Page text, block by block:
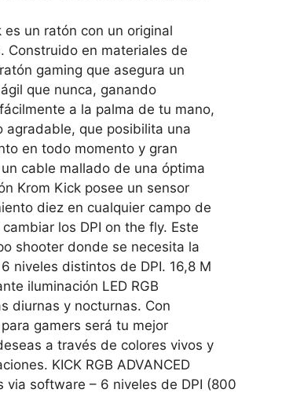
un ratón con un original
Construido en materiales de
gaming que asegura un
que nunca, ganando
a la palma de tu mano,
agradable, que posibilita una
en todo momento y gran
cable mallado de una óptima
Krom Kick posee un sensor
diez en cualquier campo de
los DPI on the fly. Este
shooter donde se necesita la
niveles distintos de DPI. 16,8 M
iluminación LED RGB
diurnas y nocturnas. Con
gamers será tu mejor
a través de colores vivos y
KICK RGB ADVANCED
via software – 6 niveles de DPI (800